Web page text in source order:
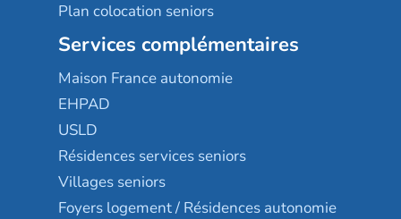
Plan colocation seniors
Services complémentaires
Maison France autonomie
EHPAD
USLD
Résidences services seniors
Villages seniors
Foyers logement / Résidences autonomie